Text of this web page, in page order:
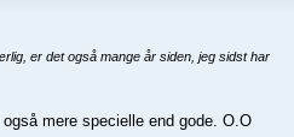
er det også mange år siden, jeg sidst har
mere specielle end gode. O.O